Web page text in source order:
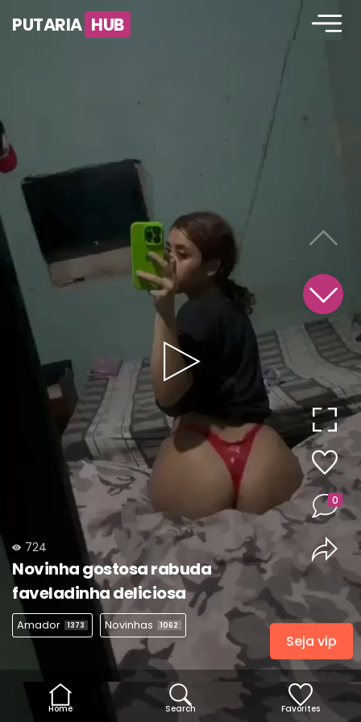
PUTARIA HUB
Play
Video
724
Novinha gostosa rabuda
faveladinha deliciosa
Amador 1373 Novinhas 1062
0
Home Search Favorites
Seja vip